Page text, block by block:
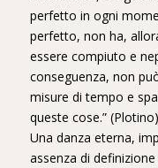
perfetto in ogni
perfetto, non ha,
essere compiuto e
conseguenza, non
misure di tempo e
queste cose.” (Plotino)
Una danza eterna,
assenza di